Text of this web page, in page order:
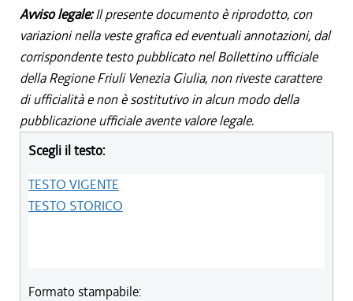
Avviso legale:Il presente documento è riprodotto, con
variazioni nella veste grafica ed eventuali annotazioni, dal
corrispondente testo pubblicato nel Bollettino ufficiale
della Regione Friuli Venezia Giulia, non riveste carattere
di ufficialità e non è sostitutivo in alcun modo della
pubblicazione ufficiale avente valore legale.
Scegli il testo:
TESTO VIGENTE
TESTO STORICO
Formato stampabile: